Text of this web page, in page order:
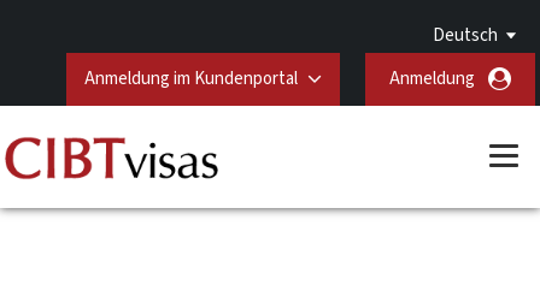
Deutsch
Anmeldung im Kundenportal
Anmeldung